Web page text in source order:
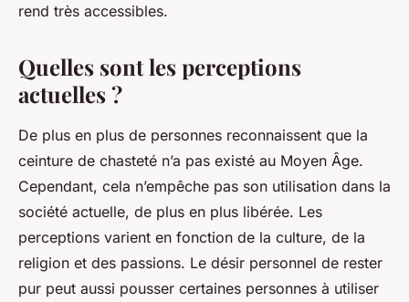
rend très accessibles.
Quelles sont les perceptions
actuelles ?
De plus en plus de personnes reconnaissent que la
ceinture de chasteté n’a pas existé au Moyen Âge.
Cependant, cela n’empêche pas son utilisation dans la
société actuelle, de plus en plus libérée. Les
perceptions varient en fonction de la culture, de la
religion et des passions. Le désir personnel de rester
pur peut aussi pousser certaines personnes à utiliser